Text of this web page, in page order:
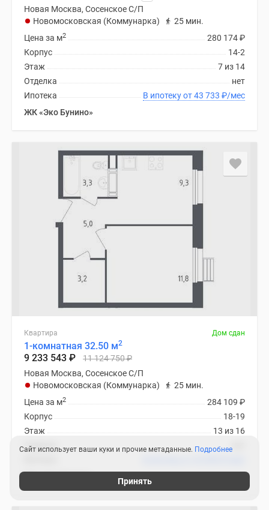
Новая Москва, Сосенское С/П
Новомосковская (Коммунарка)
25 мин.
280 174₽
Цена за м2
14-2
Корпус
7 из 14
Этаж
нет
Отделка
В ипотеку от 43 733 ₽/мес
Ипотека
ЖК «Эко Бунино»
Квартира Дом сдан
1-комнатная 32.50 м2
9 233 543 ₽ 11 124 750₽
Новая Москва, Сосенское С/П
Новомосковская (Коммунарка)
25 мин.
284 109 ₽
Цена за м2
18-19
Корпус
13 из 16
Этаж
Отделка
Сайт использует ваши куки и прочие метаданные. Подробнее
Принять